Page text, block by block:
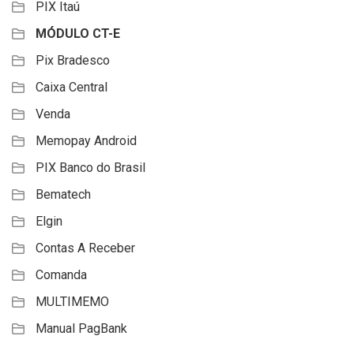
PIX Itaú
MÓDULO CT-E
Pix Bradesco
Caixa Central
Venda
Memopay Android
PIX Banco do Brasil
Bematech
Elgin
Contas A Receber
Comanda
MULTIMEMO
Manual PagBank